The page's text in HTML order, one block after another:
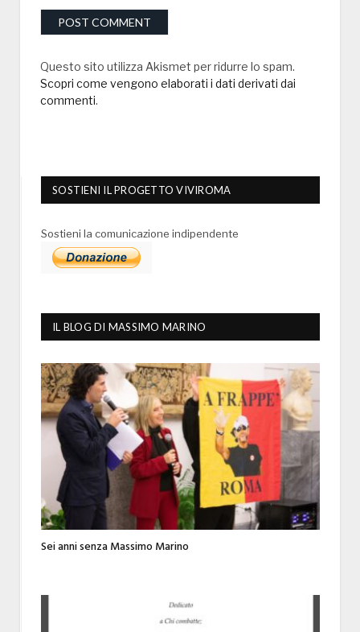
Questo sito utilizza Akismet per ridurre lo spam.
Scopri come vengono elaborati i dati derivati dai
commenti.
SOSTIENI IL PROGETTO VIVIROMA
Sostieni la comunicazione indipendente
IL BLOG DI MASSIMO MARINO
Sei anni senza Massimo Marino